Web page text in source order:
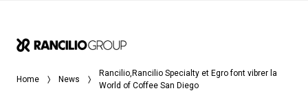
Home News
Rancilio,Rancilio Specialty et Egro font vibrer la
World of Coffee San Diego